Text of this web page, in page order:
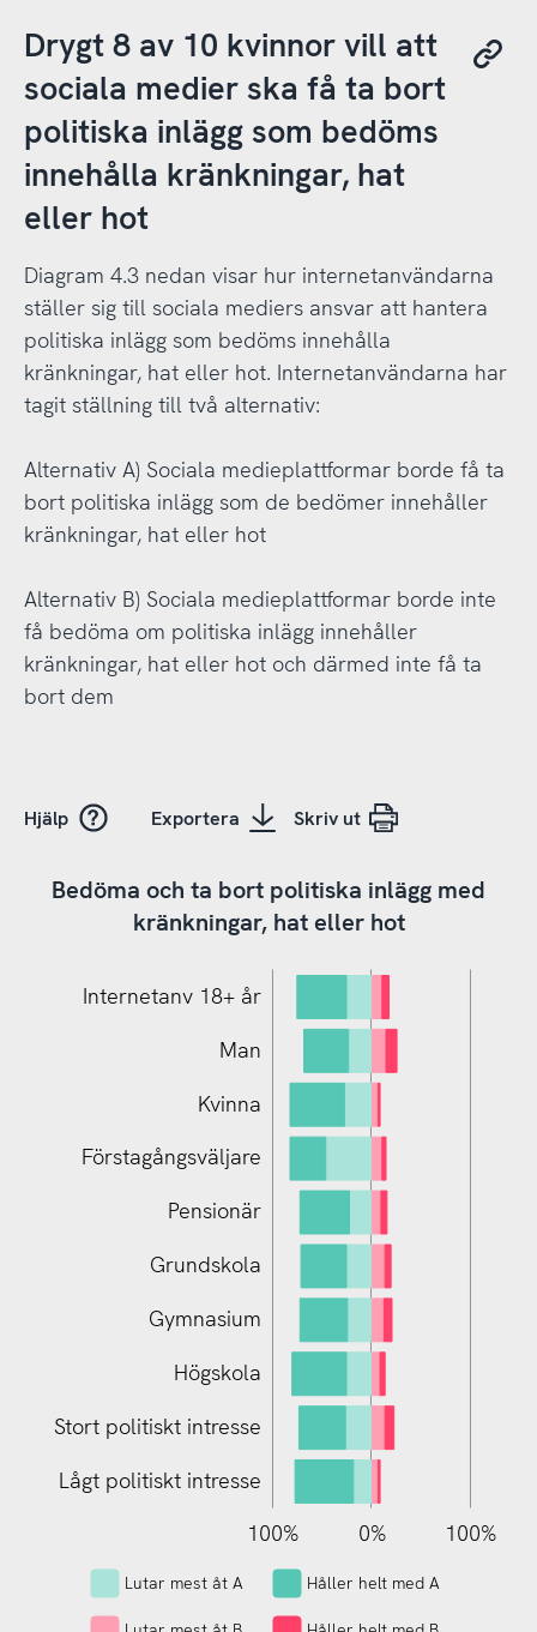
Drygt 8 av 10 kvinnor vill att
sociala medier ska få ta bort
politiska inlägg som bedöms
innehålla kränkningar, hat
eller hot
Diagram 4.3 nedan visar hur internetanvändarna
ställer sig till sociala mediers ansvar att hantera
politiska inlägg som bedöms innehålla
kränkningar, hat eller hot. Internetanvändarna har
tagit ställning till två alternativ:
Alternativ A) Sociala medieplattformar borde få ta
bort politiska inlägg som de bedömer innehåller
kränkningar, hat eller hot
Alternativ B) Sociala medieplattformar borde inte
få bedöma om politiska inlägg innehåller
kränkningar, hat eller hot och därmed inte få ta
bort dem
Hjälp Exportera Skriv ut
Bedöma och ta bort politiska inlägg med
kränkningar, hat eller hot
Internetanv 18+ år
Man
Kvinna
Förstagångsväljare
Pensionär
Grundskola
Gymnasium
Högskola
Stort politiskt intresse
Lågt politiskt intresse
L
150% 100%
50% 0%
200%
100%
150%
200%
Lutar mest åt A Håller helt med A